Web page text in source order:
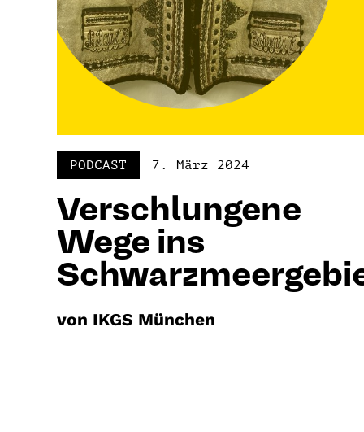
PODCAST 7. März 2024
Verschlungene
Wege ins
von IKGS München